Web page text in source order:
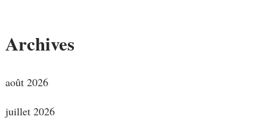
Archives
août 2026
juillet 2026